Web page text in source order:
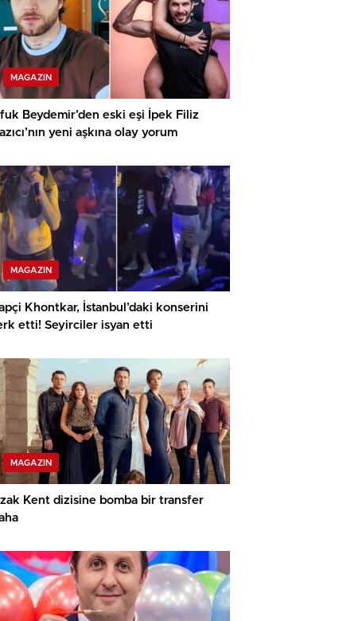
MAGAZIN
Beydemir’den eski eşi İpek Filiz
yeni aşkına olay yorum
MAGAZIN
Khontkar, İstanbul’daki konserini
etti! Seyirciler isyan etti
MAGAZIN
Kent dizisine bomba bir transfer